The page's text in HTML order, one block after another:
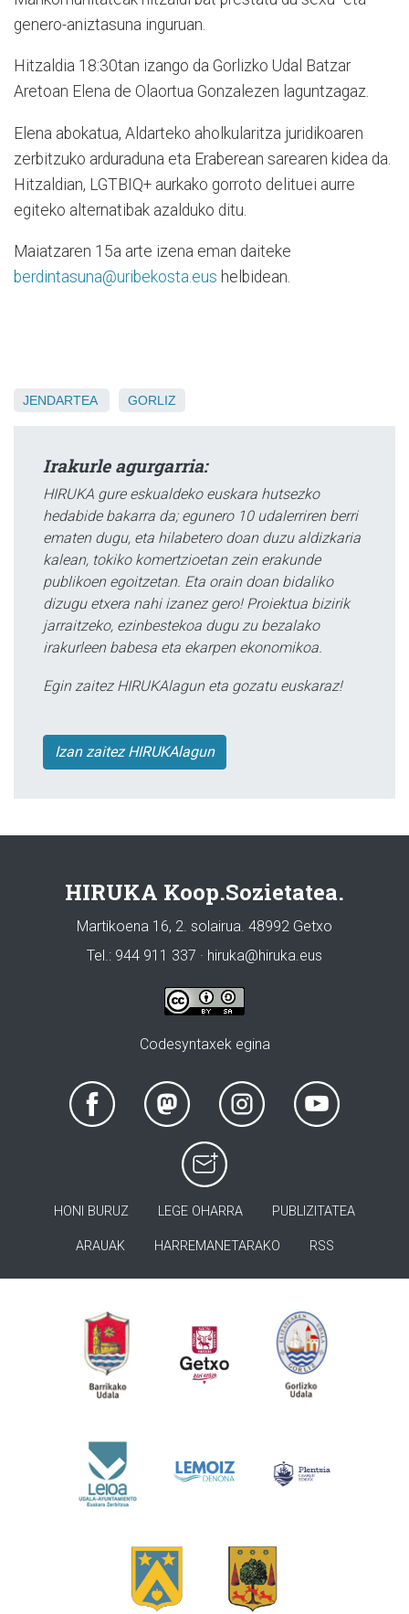
genero-aniztasuna inguruan.
Hitzaldia 18:30tan izango da Gorlizko Udal Batzar
Aretoan Elena de Olaortua Gonzalezen laguntzagaz.
Elena abokatua, Aldarteko aholkularitza juridikoaren
zerbitzuko arduraduna eta Eraberean sarearen kidea da.
Hitzaldian, LGTBIQ+ aurkako gorroto delituei aurre
egiteko alternatibak azalduko ditu.
Maiatzaren 15a arte izena eman daiteke
berdintasuna@uribekosta.eus helbidean.
JENDARTEA GORLIZ
Irakurle agurgarria:
HIRUKA gure eskualdeko euskara hutsezko
hedabide bakarra da; egunero 10 udalerriren berri
ematen dugu, eta hilabetero doan duzu aldizkaria
kalean, tokiko komertzioetan zein erakunde
publikoen egoitzetan. Eta orain doan bidaliko
dizugu etxera nahi izanez gero! Proiektua bizirik
jarraitzeko, ezinbestekoa dugu zu bezalako
irakurleen babesa eta ekarpen ekonomikoa.
Egin zaitez HIRUKAlagun eta gozatu euskaraz!
Izan zaitez HIRUKAlagun
HIRUKA Koop.Sozietatea.
Martikoena 16, 2. solairua. 48992 Getxo
Tel.: 944 911 337 · hiruka@hiruka.eus
Codesyntaxek egina
HONI BURUZ LEGE OHARRA PUBLIZITATEA
ARAUAK HARREMANETARAKO RSS